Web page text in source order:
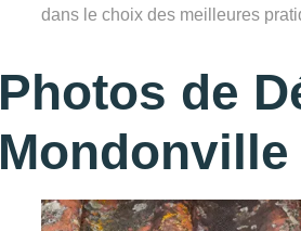
dans le choix des meilleures
Photos de
Mondonville